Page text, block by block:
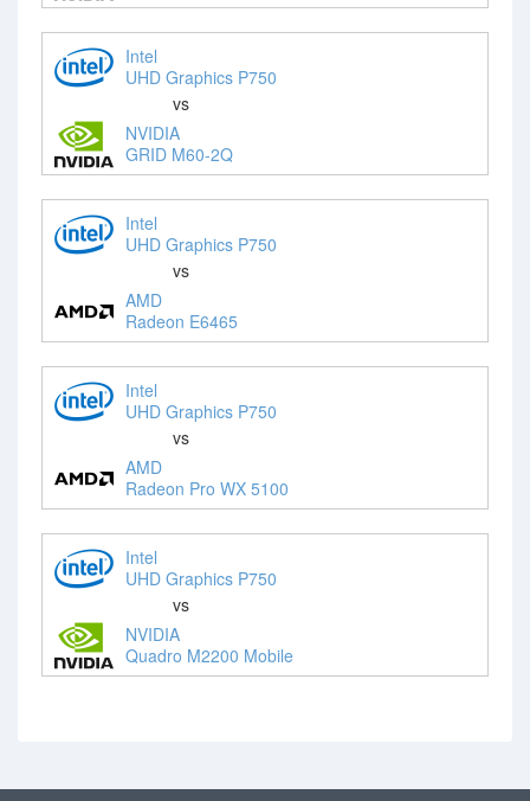
Intel
UHD Graphics P750
vs
NVIDIA
GRID M60-2Q
Intel
UHD Graphics P750
vs
AMD
Radeon E6465
Intel
UHD Graphics P750
vs
AMD
Radeon Pro WX 5100
Intel
UHD Graphics P750
vs
NVIDIA
Quadro M2200 Mobile